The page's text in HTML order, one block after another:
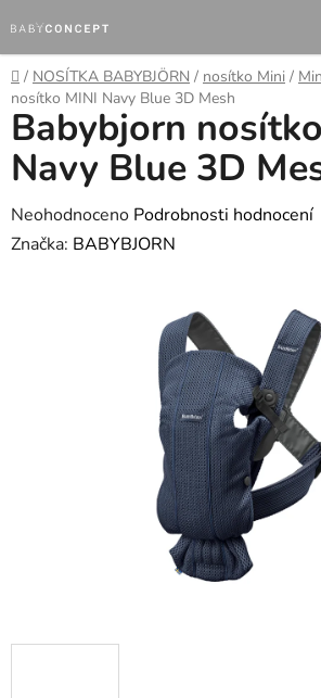
na
obsah
Domů
/ NOSÍTKA BABYBJÖRN / nosítko Mini /
nosítko MINI Navy Blue 3D Mesh
Babybjorn
Navy Blue 3D
Průměrné
hodnocení
Neohodnoceno Podrobnosti hodnocení
Značka: BABYBJORN